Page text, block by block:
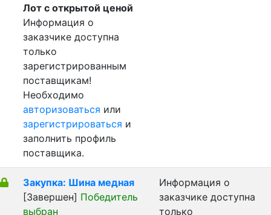
Лот с открытой ценой
Информация о
заказчике доступна
только
зарегистрированным
поставщикам!
Необходимо
авторизоваться или
зарегистрироваться и
заполнить профиль
поставщика.
Закупка: Шина медная
[Завершен] Победитель
выбран
Информация о
заказчике доступна
только